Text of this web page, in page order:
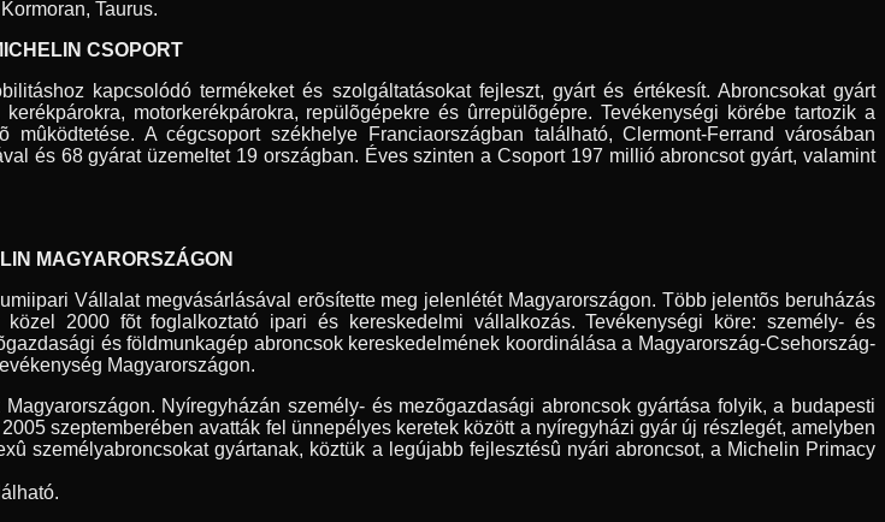
Taurus.
CSOPORT
kapcsolódó termékeket és szolgáltatásokat fejleszt, gyárt és értékesít. Abroncsokat gyárt
motorkerékpárokra, repülõgépekre és ûrrepülõgépre. Tevékenységi körébe tartozik a
A cégcsoport székhelye Franciaországban található, Clermont-Ferrand városában
és 68 gyárat üzemeltet 19 országban. Éves szinten a Csoport 197 millió abroncsot gyárt, valamint
MAGYARORSZÁGON
Vállalat megvásárlásával erõsítette meg jelenlétét Magyarországon. Több jelentõs beruházás
2000 fõt foglalkoztató ipari és kereskedelmi vállalkozás. Tevékenységi köre: személy- és
és földmunkagép abroncsok kereskedelmének koordinálása a Magyarország-Csehország-
Magyarországon.
Nyíregyházán személy- és mezõgazdasági abroncsok gyártása folyik, a budapesti
szeptemberében avatták fel ünnepélyes keretek között a nyíregyházi gyár új részlegét, amelyben
személyabroncsokat gyártanak, köztük a legújabb fejlesztésû nyári abroncsot, a Michelin Primacy